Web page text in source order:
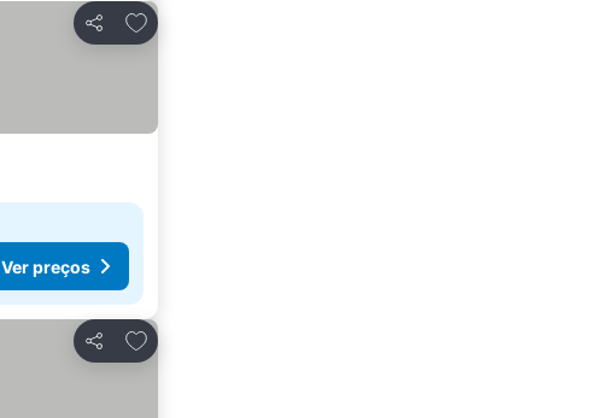
Partilhar
Adicionar aos favoritos
Ver preços
Partilhar
Adicionar aos favoritos